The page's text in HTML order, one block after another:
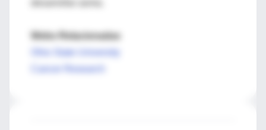
Webs Relacionadas